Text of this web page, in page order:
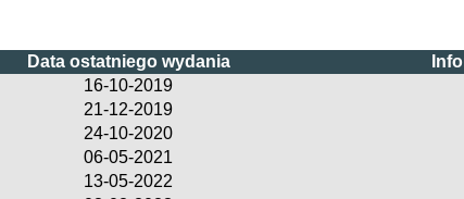
Data ostatniego wydania
16-10-2019
21-12-2019
24-10-2020
06-05-2021
13-05-2022